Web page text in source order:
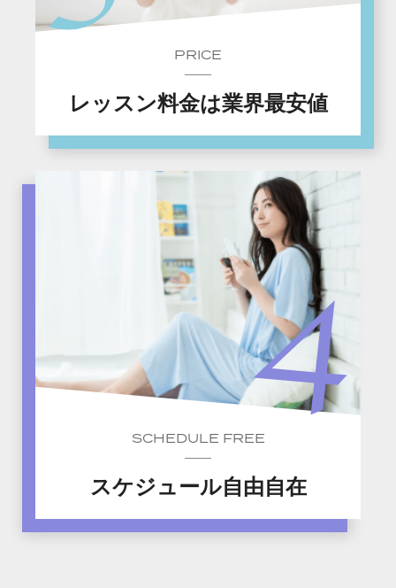
PRICE
レッスン料金は業界最安値
SCHEDULE FREE
スケジュール自由自在